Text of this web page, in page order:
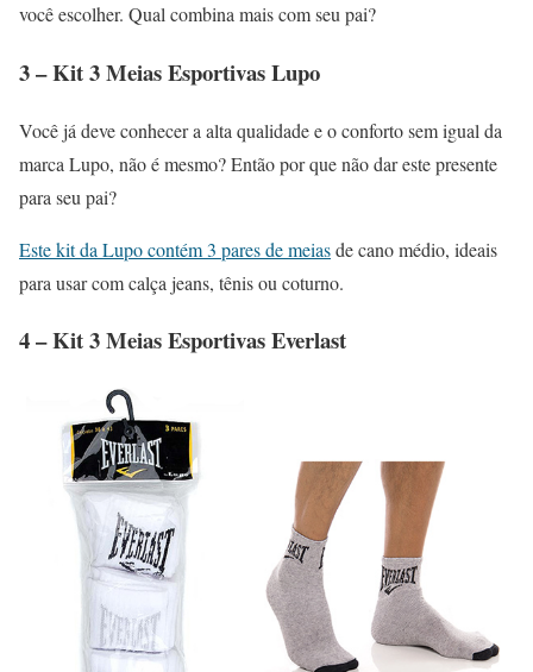
você escolher. Qual combina mais com seu pai?
3 – Kit 3 Meias Esportivas Lupo
Você já deve conhecer a alta qualidade e o conforto sem igual da
marca Lupo, não é mesmo? Então por que não dar este presente
para seu pai?
Este kit da Lupo contém 3 pares de meiasde cano médio, ideais
para usar com calça jeans, tênis ou coturno.
4 – Kit 3 Meias Esportivas Everlast